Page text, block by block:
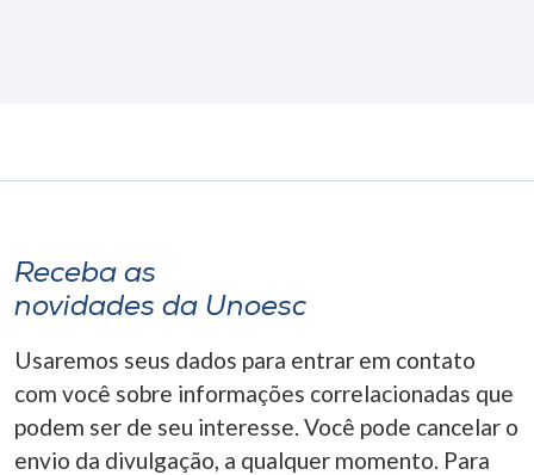
Receba as
novidades da Unoesc
Usaremos seus dados para entrar em contato
com você sobre informações correlacionadas que
podem ser de seu interesse. Você pode cancelar o
envio da divulgação, a qualquer momento. Para